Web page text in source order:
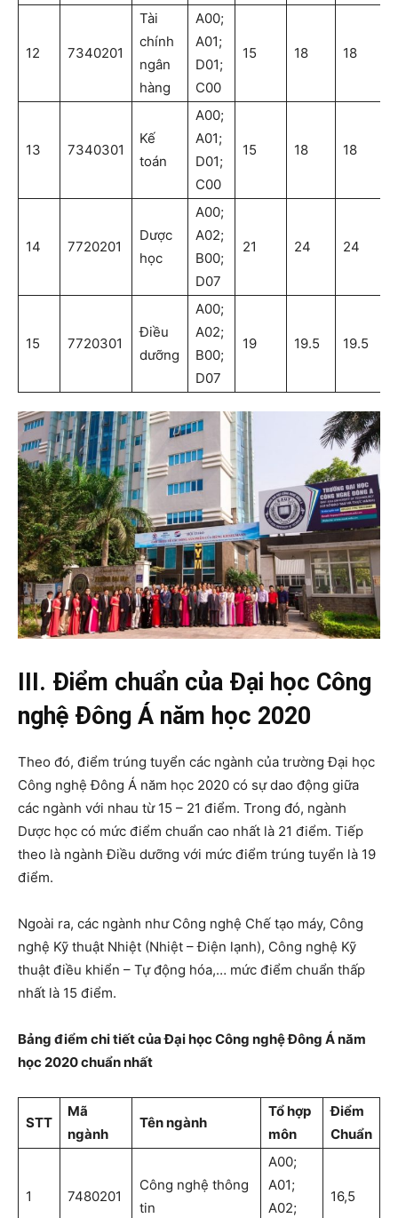
12 7340201
Tài
chính
ngân
hàng
A00;
A01;
D01;
C00
15 18 18
13 7340301
Kế
toán
A00;
A01;
D01;
C00
15 18 18
14 7720201
Dược
học
A00;
A02;
B00;
D07
21 24 24
15 7720301
Điều
dưỡng
A00;
A02;
B00;
D07
19 19.5 19.5
III. Điểm chuẩn của Đại học Công
nghệ Đông Á năm học 2020
Theo đó, điểm trúng tuyển các ngành của trường Đại học
Công nghệ Đông Á năm học 2020 có sự dao động giữa
các ngành với nhau từ 15 – 21 điểm. Trong đó, ngành
Dược học có mức điểm chuẩn cao nhất là 21 điểm. Tiếp
theo là ngành Điều dưỡng với mức điểm trúng tuyển là 19
điểm.
Ngoài ra, các ngành như Công nghệ Chế tạo máy, Công
nghệ Kỹ thuật Nhiệt (Nhiệt – Điện lạnh), Công nghệ Kỹ
thuật điều khiển – Tự động hóa,… mức điểm chuẩn thấp
nhất là 15 điểm.
Bảng điểm chi tiết của Đại học Công nghệ Đông Á năm
học 2020 chuẩn nhất
STT
Mã
ngành
Tên ngành
Tổ hợp
môn
Điểm
Chuẩn
1 7480201
Công nghệ thông
tin
A00;
A01;
A02;
16,5